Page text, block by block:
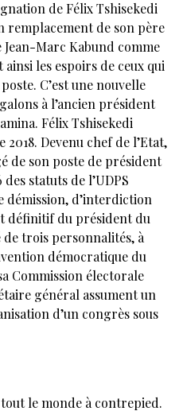
de Félix Tshisekedi
remplacement de son père
Marc Kabund comme
les espoirs de ceux qui
C’est une nouvelle
à l’ancien président
Félix Tshisekedi
Devenu chef de l’Etat,
de son poste de président
statuts de l’UDPS
démission, d’interdiction
définitif du président du
trois personnalités, à
démocratique du
Commission électorale
général assument un
d’un congrès sous
le monde à contrepied.